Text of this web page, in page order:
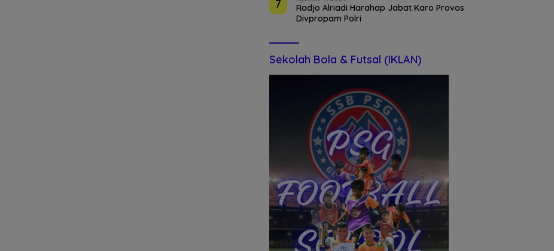
7
Radjo Alriadi Harahap Jabat Karo Provos
Divpropam Polri
Sekolah Bola & Futsal (IKLAN)